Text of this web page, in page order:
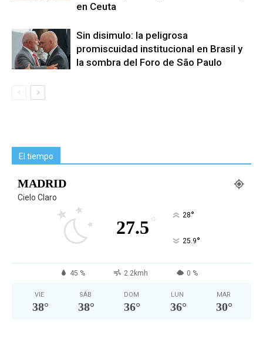
en Ceuta
Sin disimulo: la peligrosa
promiscuidad institucional en Brasil y
la sombra del Foro de São Paulo
El tiempo
MADRID
Cielo Claro
27.5 ° 28°
25.9°
45 % 2.2kmh 0 %
VIE
38°
SÁB
38°
DOM
36°
LUN
36°
MAR
30°